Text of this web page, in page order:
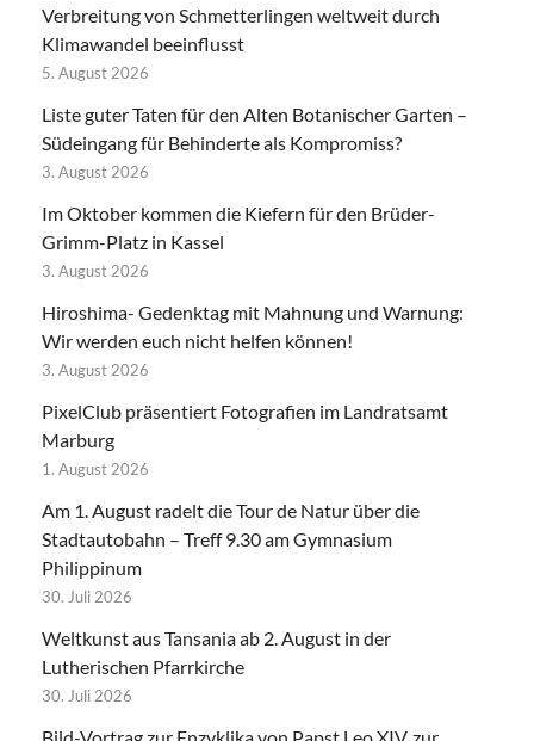
Verbreitung von Schmetterlingen weltweit durch
Klimawandel beeinflusst
5. August 2026
Liste guter Taten für den Alten Botanischer Garten –
Südeingang für Behinderte als Kompromiss?
3. August 2026
Im Oktober kommen die Kiefern für den Brüder-
Grimm-Platz in Kassel
3. August 2026
Hiroshima- Gedenktag mit Mahnung und Warnung:
Wir werden euch nicht helfen können!
3. August 2026
PixelClub präsentiert Fotografien im Landratsamt
Marburg
1. August 2026
Am 1. August radelt die Tour de Natur über die
Stadtautobahn – Treff 9.30 am Gymnasium
Philippinum
30. Juli 2026
Weltkunst aus Tansania ab 2. August in der
Lutherischen Pfarrkirche
30. Juli 2026
Bild-Vortrag zur Enzyklika von Papst Leo XIV. zur